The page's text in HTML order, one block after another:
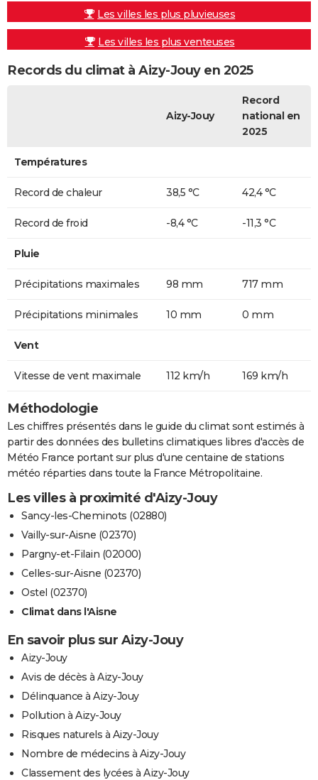
Les villes les plus pluvieuses
Les villes les plus venteuses
Records du climat à Aizy-Jouy en 2025
Aizy-Jouy
Record
national en
2025
Températures
Record de chaleur 38,5 °C 42,4 °C
Record de froid -8,4 °C -11,3 °C
Pluie
Précipitations maximales 98 mm 717 mm
Précipitations minimales 10 mm 0 mm
Vent
Vitesse de vent maximale 112 km/h 169 km/h
Méthodologie
Les chiffres présentés dans le guide du climat sont estimés à
partir des données des bulletins climatiques libres d'accès de
Météo France portant sur plus d'une centaine de stations
météo réparties dans toute la France Métropolitaine.
Les villes à proximité d'Aizy-Jouy
Sancy-les-Cheminots (02880)
Vailly-sur-Aisne (02370)
Pargny-et-Filain (02000)
Celles-sur-Aisne (02370)
Ostel (02370)
Climat dans l'Aisne
En savoir plus sur Aizy-Jouy
Aizy-Jouy
Avis de décès à Aizy-Jouy
Délinquance à Aizy-Jouy
Pollution à Aizy-Jouy
Risques naturels à Aizy-Jouy
Nombre de médecins à Aizy-Jouy
Classement des lycées à Aizy-Jouy